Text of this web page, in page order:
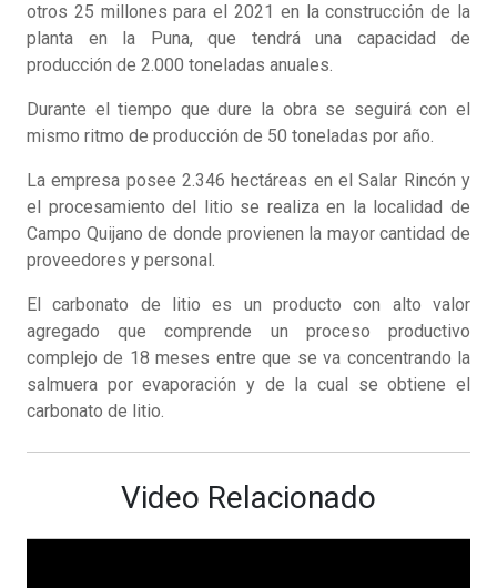
otros 25 millones para el 2021 en la construcción de la
planta en la Puna, que tendrá una capacidad de
producción de 2.000 toneladas anuales.
Durante el tiempo que dure la obra se seguirá con el
mismo ritmo de producción de 50 toneladas por año.
La empresa posee 2.346 hectáreas en el Salar Rincón y
el procesamiento del litio se realiza en la localidad de
Campo Quijano de donde provienen la mayor cantidad de
proveedores y personal.
El carbonato de litio es un producto con alto valor
agregado que comprende un proceso productivo
complejo de 18 meses entre que se va concentrando la
salmuera por evaporación y de la cual se obtiene el
carbonato de litio.
Video Relacionado